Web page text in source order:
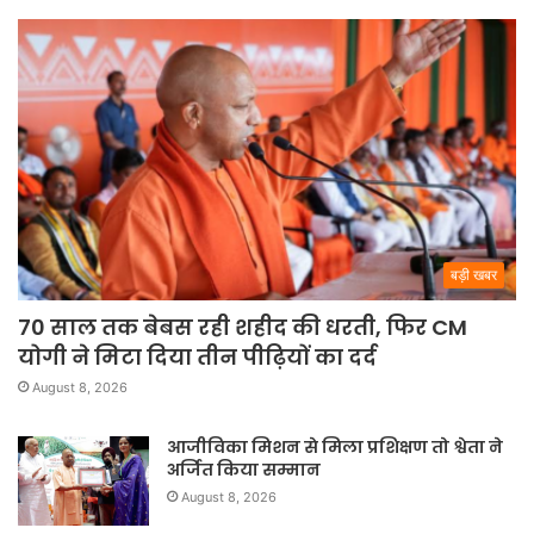
बड़ी खबर
70 साल तक बेबस रही शहीद की धरती, फिर CM
योगी ने मिटा दिया तीन पीढ़ियों का दर्द
August 8, 2026
आजीविका मिशन से मिला प्रशिक्षण तो श्वेता ने
अर्जित किया सम्मान
August 8, 2026